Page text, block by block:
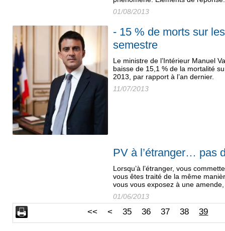
01/08/2013
- 15 % de morts sur
semestre
Le ministre de l’Intérieur Manuel
baisse de 15,1 % de la mortalité
2013, par rapport à l’an dernier.
11/07/2013
PV à l’étranger… pas
Lorsqu’à l’étranger, vous
vous êtes traité de la même
vous vous exposez à une
01/06/2013
<< < 35 36 37 38 39